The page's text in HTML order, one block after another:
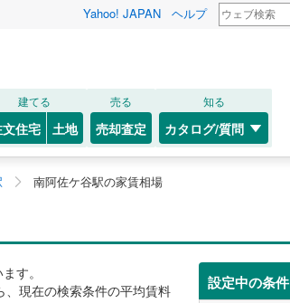
Yahoo! JAPAN ヘルプ
建てる
住宅 土地
売る
売却査定
知る
カタログ/質問
南阿佐ケ谷駅の家賃相場
す。
現在の検索条件の平均賃料
設定中の条件